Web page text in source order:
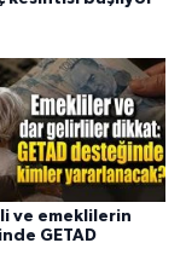
ve emeklilerin
GETAD